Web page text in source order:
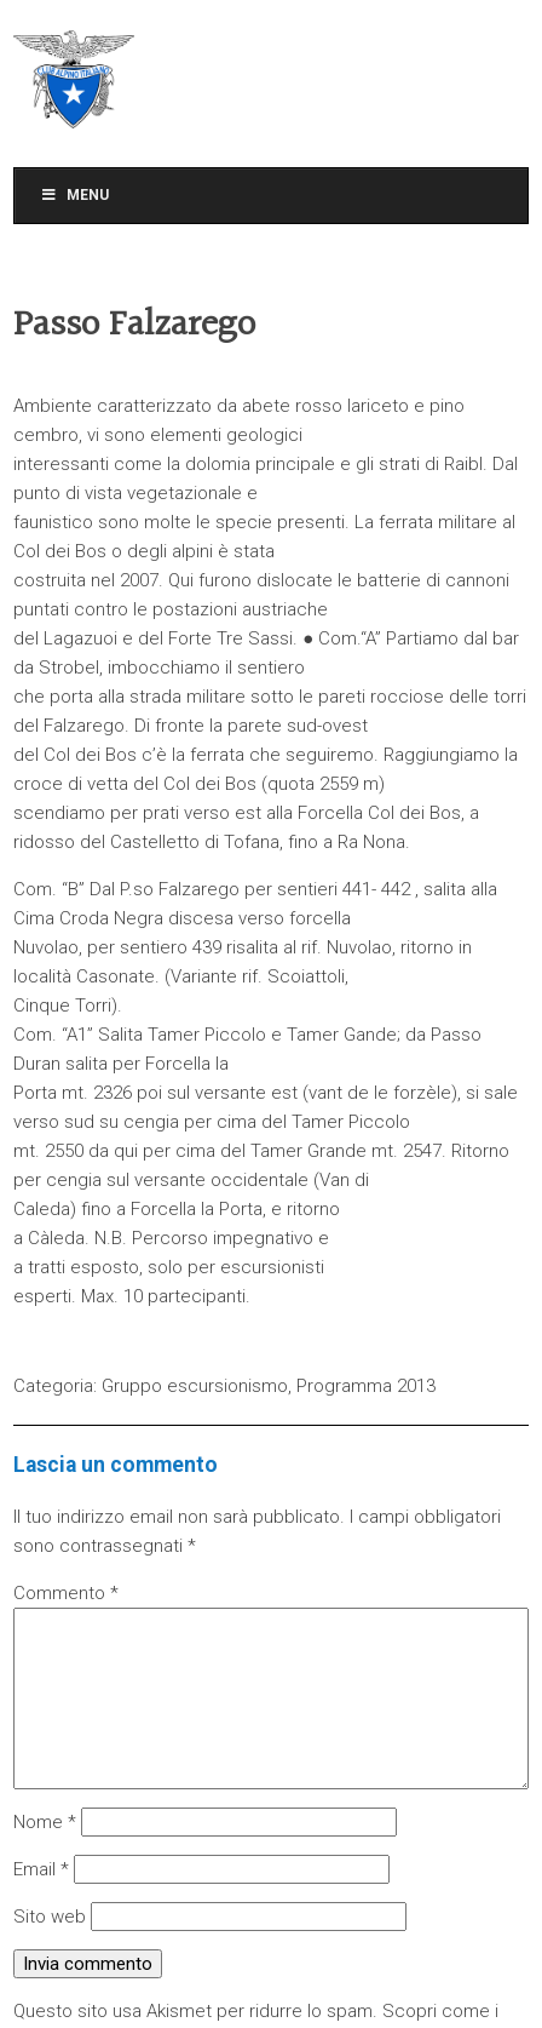
MENU
Passo Falzarego
Ambiente caratterizzato da abete rosso lariceto e pino
cembro, vi sono elementi geologici
interessanti come la dolomia principale e gli strati di Raibl. Dal
punto di vista vegetazionale e
faunistico sono molte le specie presenti. La ferrata militare al
Col dei Bos o degli alpini è stata
costruita nel 2007. Qui furono dislocate le batterie di cannoni
puntati contro le postazioni austriache
del Lagazuoi e del Forte Tre Sassi. ● Com.“A” Partiamo dal bar
da Strobel, imbocchiamo il sentiero
che porta alla strada militare sotto le pareti rocciose delle torri
del Falzarego. Di fronte la parete sud-ovest
del Col dei Bos c’è la ferrata che seguiremo. Raggiungiamo la
croce di vetta del Col dei Bos (quota 2559 m)
scendiamo per prati verso est alla Forcella Col dei Bos, a
ridosso del Castelletto di Tofana, fino a Ra Nona.
Com. “B” Dal P.so Falzarego per sentieri 441- 442 , salita alla
Cima Croda Negra discesa verso forcella
Nuvolao, per sentiero 439 risalita al rif. Nuvolao, ritorno in
località Casonate. (Variante rif. Scoiattoli,
Cinque Torri).
Com. “A1” Salita Tamer Piccolo e Tamer Gande; da Passo
Duran salita per Forcella la
Porta mt. 2326 poi sul versante est (vant de le forzèle), si sale
verso sud su cengia per cima del Tamer Piccolo
mt. 2550 da qui per cima del Tamer Grande mt. 2547. Ritorno
per cengia sul versante occidentale (Van di
Caleda) fino a Forcella la Porta, e ritorno
a Càleda. N.B. Percorso impegnativo e
a tratti esposto, solo per escursionisti
esperti. Max. 10 partecipanti.
Categoria: Gruppo escursionismo, Programma 2013
Lascia un commento
Il tuo indirizzo email non sarà pubblicato. I campi obbligatori
sono contrassegnati*
Commento*
Nome*
Email*
Sito web
Questo sito usa Akismet per ridurre lo spam. Scopri come i